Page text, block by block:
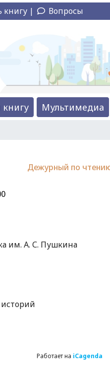
книгу | Вопросы
Мультимедиа
Дежурный по
им. А. С. Пушкина
Работает на iCagenda